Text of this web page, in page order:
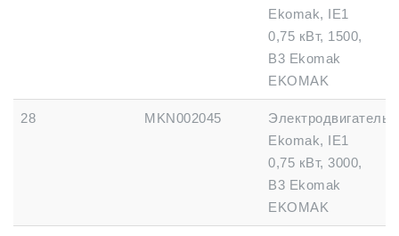
Ekomak, IE1
0,75 кВт, 1500,
B3 Ekomak
EKOMAK
28 MKN002045
Электродвигатель
Ekomak, IE1
0,75 кВт, 3000,
B3 Ekomak
EKOMAK